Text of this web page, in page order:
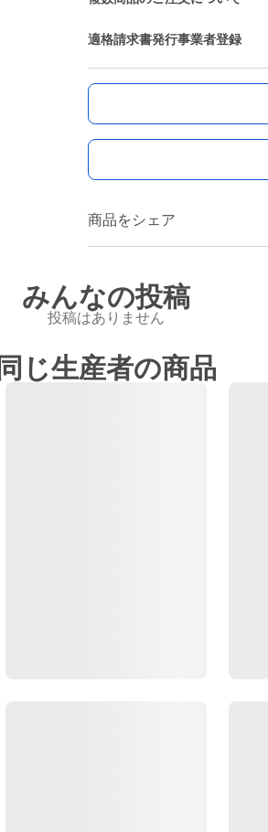
適格請求書発行事業者登録
商品をシェア
みんなの投稿
投稿はありません
同じ生産者の商品